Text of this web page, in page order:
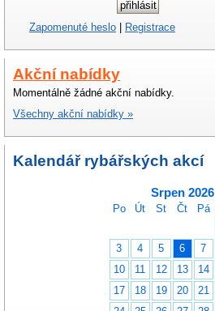
Zapomenuté heslo | Registrace
Akční nabídky
Momentálně žádné akční nabídky.
Všechny akční nabídky »
Kalendář rybářských akcí
Srpen 2026
Po Út St Čt Pá
3
4 5 6 7
10
11 12 13 14
17
18 19 20 21